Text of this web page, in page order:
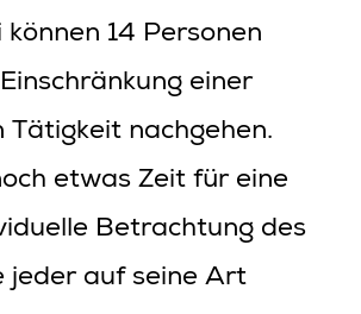
14 Personen
einer
Tätigkeit nachgehen.
etwas Zeit für eine
Betrachtung des
jeder auf seine Art